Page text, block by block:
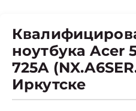
ноутбука Acer
725A
Иркутске